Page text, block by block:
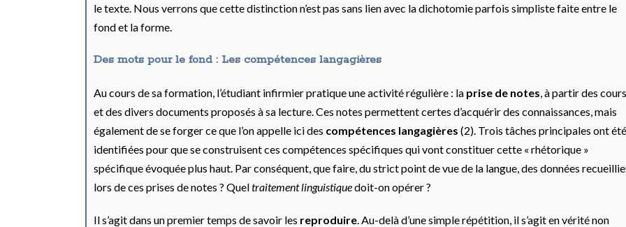
le texte. Nous verrons que cette distinction n’est pas sans lien avec la dichotomie parfois simpliste faite entre le
fond et la forme.
Des mots pour le fond : Les compétences langagières
Au cours de sa formation, l’étudiant infirmier pratique une activité régulière : la prise de notes , à partir des cours
et des divers documents proposés à sa lecture. Ces notes permettent certes d’acquérir des connaissances, mais
également de se forger ce que l’on appelle ici des compétences langagières (2). Trois tâches principales ont été
identifiées pour que se construisent ces compétences spécifiques qui vont constituer cette « rhétorique »
spécifique évoquée plus haut. Par conséquent, que faire, du strict point de vue de la langue, des données
lors de ces prises de notes ? Queltraitement linguistiquedoit-on opérer ?
Il s’agit dans un premier temps de savoir les reproduire . Au-delà d’une simple répétition, il s’agit en vérité non